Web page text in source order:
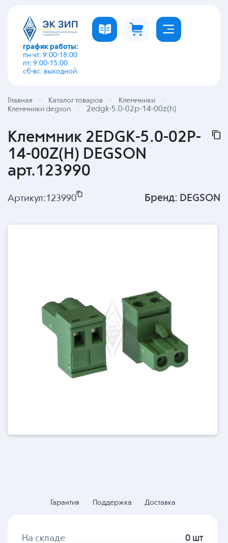
график работы:
пн-чт: 9:00-18:00
пт: 9:00-15:00
сб-вс: выходной
Главная Каталог товаров
Клеммники
Клеммники degson
2edgk-5.0-02p-14-00z(h)
Клеммник 2EDGK-5.0-02P-
14-00Z(H) DEGSON
арт.123990
Артикул:123990 Бренд: DEGSON
Гарантия Поддержка Доставка
На складе 0 шт